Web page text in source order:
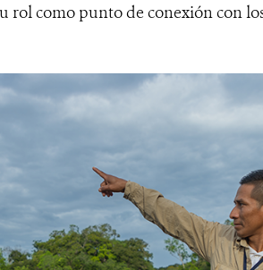
rol como punto de conexión con